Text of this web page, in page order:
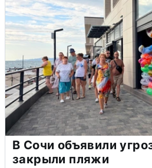
В Сочи объявили
закрыли пляжи